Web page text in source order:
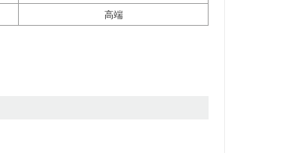
高端